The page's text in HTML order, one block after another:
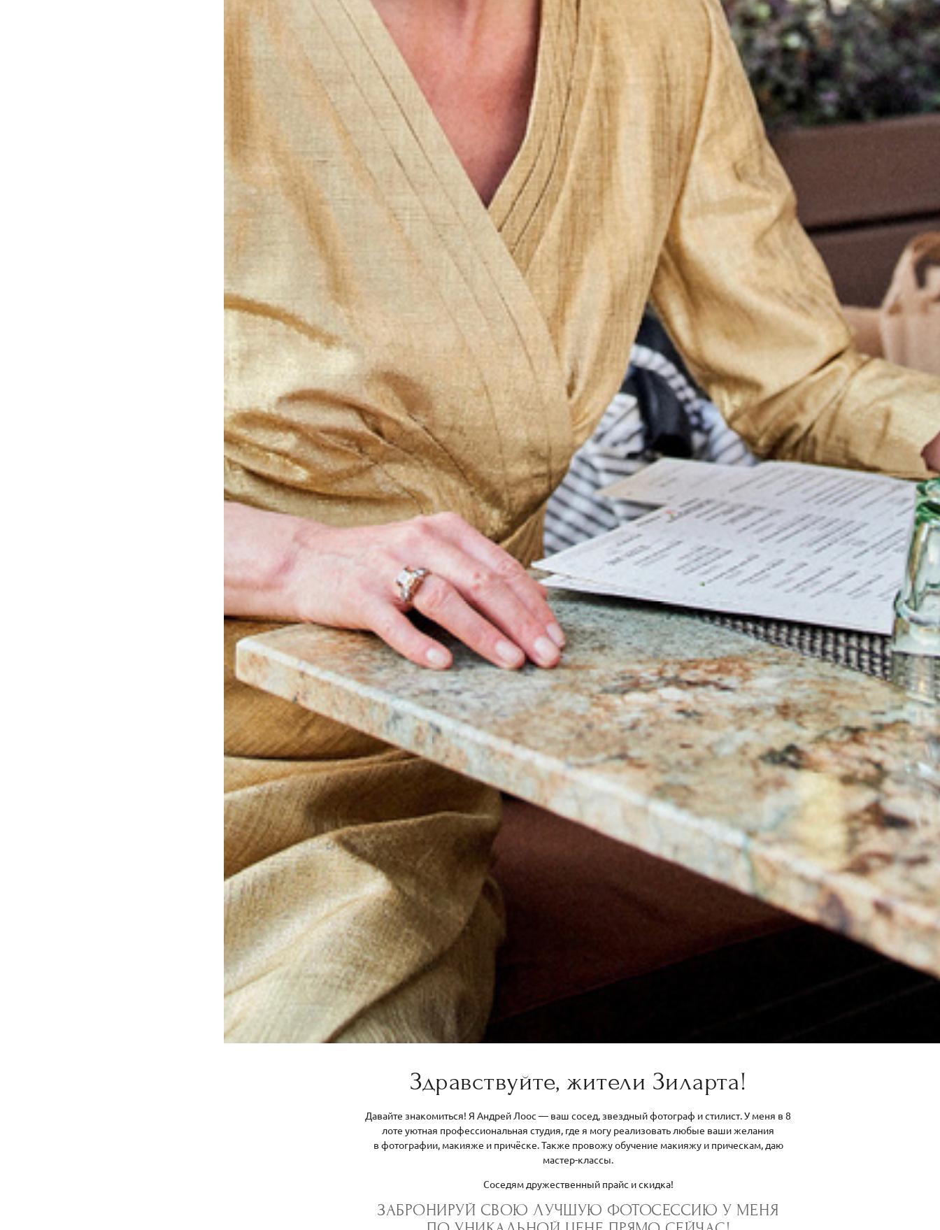
Здравствуйте, жители Зиларта!
Давайте знакомиться! Я Андрей Лоос — ваш сосед, звездный фотограф и стилист. У меня в 8
лоте уютная профессиональная студия, где я могу реализовать любые ваши желания
в фотографии, макияже и причёске. Также провожу обучение макияжу и прическам, даю
мастер-классы.
Соседям дружественный прайс и скидка!
ЗАБРОНИРУЙ СВОЮ ЛУЧШУЮ ФОТОСЕССИЮ У МЕНЯ